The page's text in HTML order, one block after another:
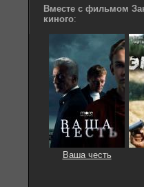
Вместе с фильмом
киного:
Ваша честь